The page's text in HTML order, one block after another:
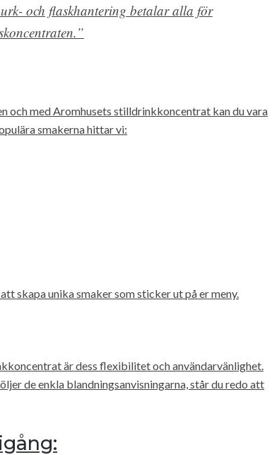
och flaskhantering betalar alla för
och med Aromhusets stilldrinkkoncentrat kan du vara
smakerna hittar vi:
skapa unika smaker som sticker ut på er meny.
är dess flexibilitet och användarvänlighet.
de enkla blandningsanvisningarna, står du redo att